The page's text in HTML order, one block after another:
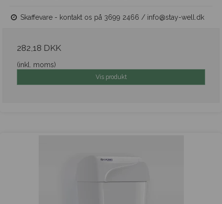
Skaffevare - kontakt os på 3699 2466 / info@stay-well.dk
282,18 DKK
(inkl. moms)
Vis produkt